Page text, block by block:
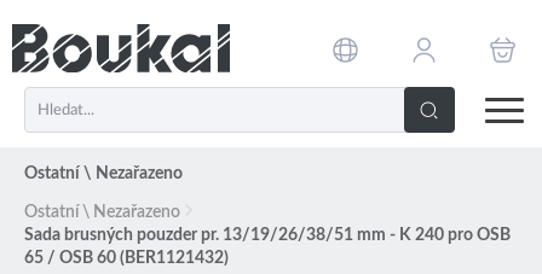
Ostatní \ Nezařazeno
Ostatní \ Nezařazeno
Sada brusných pouzder pr. 13/19/26/38/51 mm - K 240 pro OSB
65 / OSB 60 (BER1121432)